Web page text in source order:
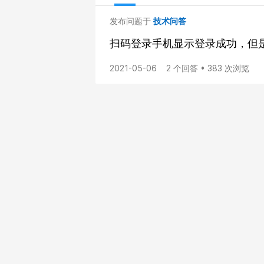
发布问题于 技术问答
扫码登录手机显示登录成功，但
2021-05-06 2 个回答 • 383 次浏览